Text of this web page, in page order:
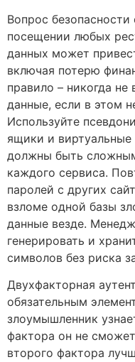
Вопрос
посещении любых
данных может
включая потерю
правило – никогда
данные, если в этом
Используйте
ящики и
должны быть
каждого сервиса.
паролей с других
взломе одной базы
данные везде.
генерировать и
символов без риска
Двухфакторная
обязательным
злоумышленник
фактора он не
второго фактора